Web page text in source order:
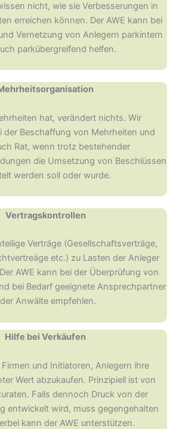
nicht, wie sie Verbesserungen in
erreichen können. Der AWE kann bei
Vernetzung von Anlegern parkintern
parkübergreifend helfen.
hat, verändert nichts. Wir
der Beschaffung von Mehrheiten und
Rat, wenn trotz bestehender
die Umsetzung von Beschlüssen
werden soll oder wurde.
Vertragskontrollen
Verträge (Gesellschaftsverträge,
etc.) zu Lasten der Anleger
AWE kann bei der Überprüfung von
bei Bedarf geeignete Ansprechpartner
Anwälte empfehlen.
Hilfe bei Verkäufen
und Initiatoren, Anlegern ihre
Wert abzukaufen. Prinzipiell ist von
Falls dennoch Druck von der
entwickelt wird, muss gegengehalten
kann der AWE unterstützen.